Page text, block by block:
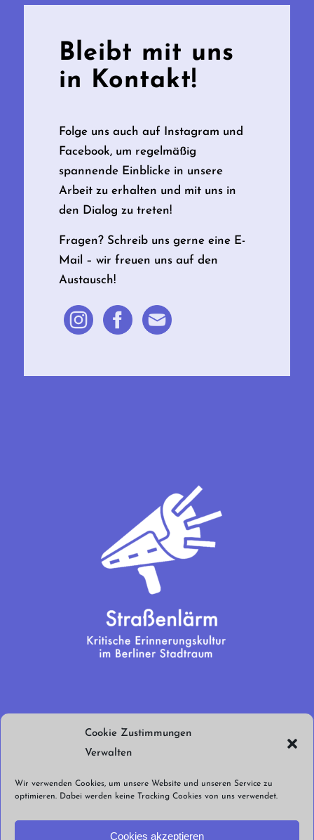
Cookie Zustimmungen
Verwalten
Wir verwenden Cookies, um unsere Website und unseren Service zu
optimieren. Dabei werden keine Tracking Cookies von uns verwendet.
Cookies akzeptieren
Bleibt mit uns
in Kontakt!
Folge uns auch auf Instagram und
Facebook, um regelmäßig
spannende Einblicke in unsere
Arbeit zu erhalten und mit uns in
den Dialog zu treten!
Fragen? Schreib uns gerne eine E-
Mail – wir freuen uns auf den
Austausch!
Wir brauchen
euren Support!
Jetzt spenden!